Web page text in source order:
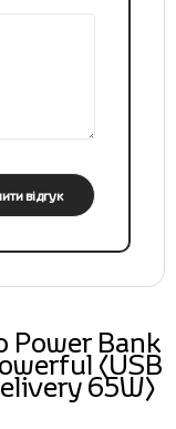
відгук
Power Bank
(USB
65W)